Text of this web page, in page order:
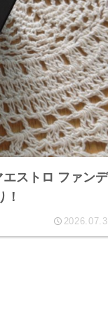
ストロ ファンデ